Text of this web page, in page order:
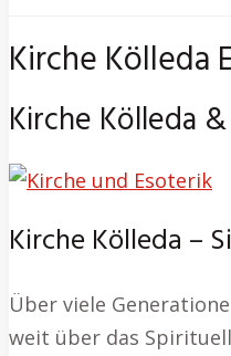
Kirche Kölleda
Kirche Kölleda
Kirche Kölleda –
Über viele
weit über das